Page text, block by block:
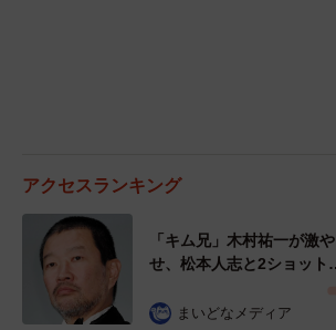
アクセスランキング
「キム兄」木村祐一が激や
せ、松本人志と2ショット
「テキヤの兄さん」
まいどなメディア